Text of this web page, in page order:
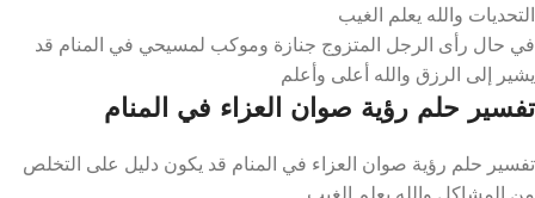
التحديات والله يعلم الغيب
في حال رأى الرجل المتزوج جنازة وموكب لمسيحي في المنام قد
يشير إلى الرزق والله أعلى وأعلم
تفسير حلم رؤية صوان العزاء في المنام
تفسير حلم رؤية صوان العزاء في المنام قد يكون دليل على التخلص
من المشاكل والله يعلم الغيب